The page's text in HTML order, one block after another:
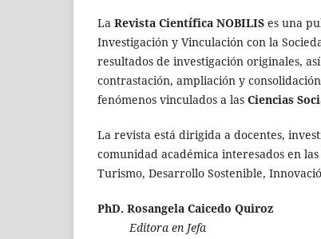
La Revista Científica NOBILIS es una
Investigación y Vinculación con la
resultados de investigación originales,
contrastación, ampliación y
fenómenos vinculados a las Ciencias
La revista está dirigida a docentes,
comunidad académica interesados en
Turismo, Desarrollo Sostenible,
PhD. Rosangela Caicedo Quiroz
Editora en Jefa